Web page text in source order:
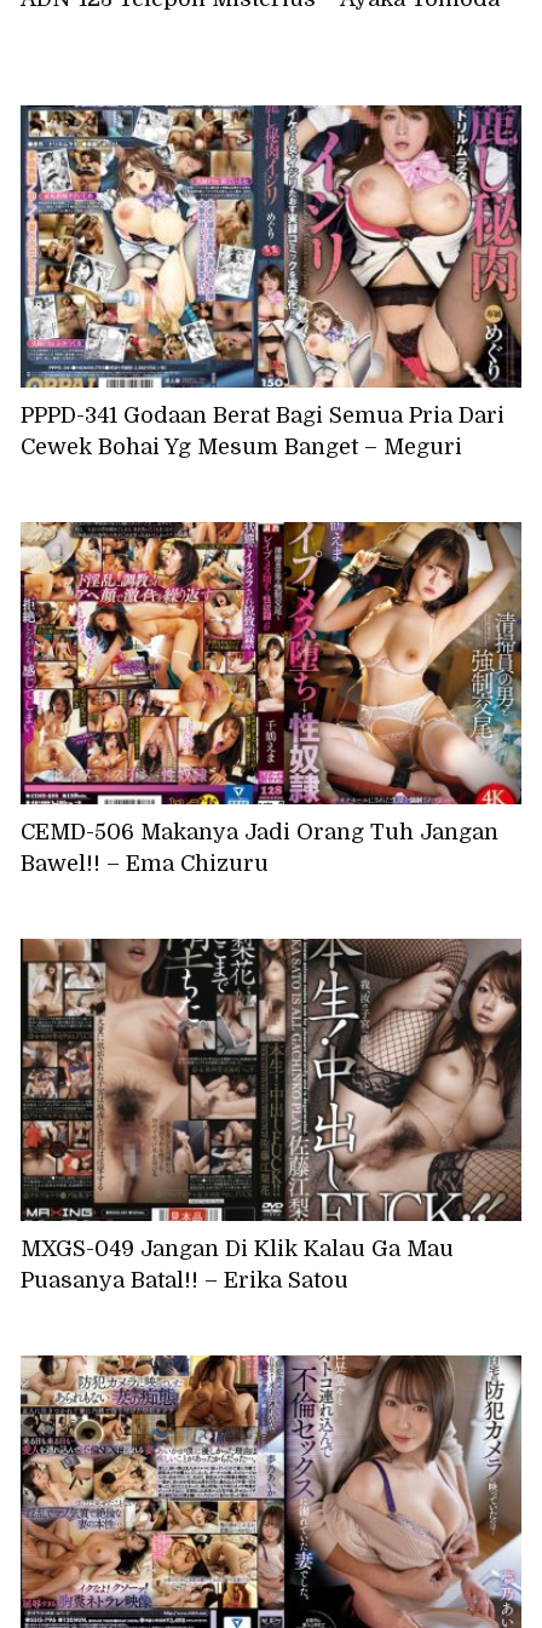
PPPD-341 Godaan Berat Bagi Semua Pria Dari
Cewek Bohai Yg Mesum Banget – Meguri
CEMD-506 Makanya Jadi Orang Tuh Jangan
Bawel!! – Ema Chizuru
MXGS-049 Jangan Di Klik Kalau Ga Mau
Puasanya Batal!! – Erika Satou